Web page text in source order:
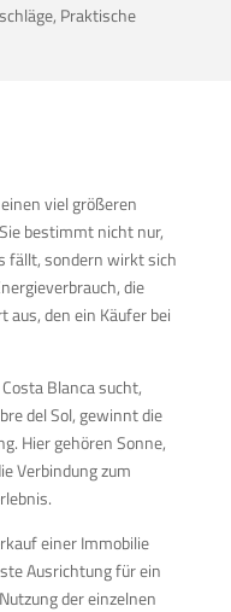
, Praktische
viel größeren
bestimmt nicht nur,
fällt, sondern wirkt sich
die
aus, den ein Käufer bei
Blanca sucht,
del Sol, gewinnt die
Hier gehören Sonne,
Verbindung zum
einer Immobilie
Ausrichtung für ein
der einzelnen